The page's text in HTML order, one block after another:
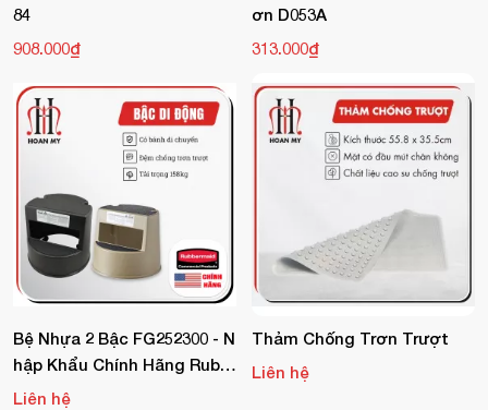
84
908.000₫
Ơn D053A
313.000₫
Bệ Nhựa 2 Bậc FG252300 - N
Hập Khẩu Chính Hãng Rubb
Ermaid
Liên hệ
Thảm Chống Trơn Trượt
Liên hệ